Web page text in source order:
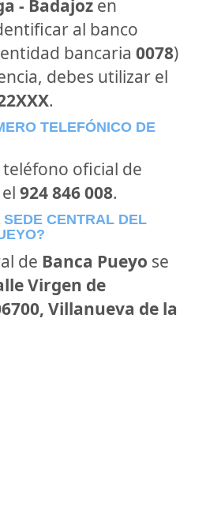
- Badajoz en
al banco
bancaria 0078)
debes utilizar el
.
TELEFÓNICO DE
oficial de
924 846 008.
CENTRAL DEL
de Banca Pueyo se
Virgen de
Villanueva de la